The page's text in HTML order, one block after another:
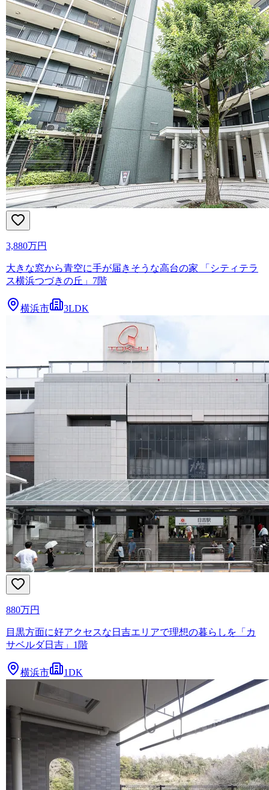
3,880万円
大きな窓から青空に手が届きそうな高台の家 「シティテラ
ス横浜つづきの丘」7階
横浜市 3LDK
880万円
目黒方面に好アクセスな日吉エリアで理想の暮らしを「カ
サベルダ日吉」1階
横浜市 1DK